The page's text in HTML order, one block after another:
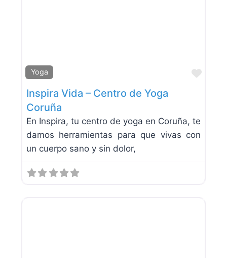
Yoga
Inspira Vida – Centro de Yoga
Coruña
En Inspira, tu centro de yoga en Coruña, te
damos herramientas para que vivas con
un cuerpo sano y sin dolor,